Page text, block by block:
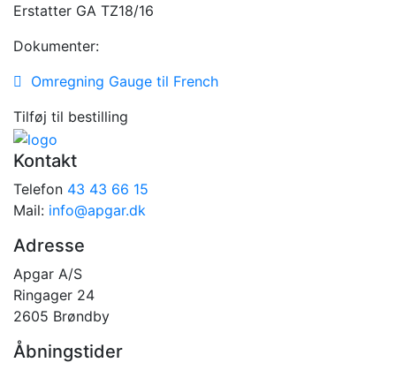
Erstatter GA TZ18/16
Dokumenter:
Omregning Gauge til French
Tilføj til bestilling
Kontakt
Telefon 43 43 66 15
Mail: info@apgar.dk
Adresse
Apgar A/S
Ringager 24
2605 Brøndby
Åbningstider